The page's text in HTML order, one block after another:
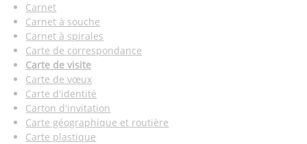
Carnet
Carnet à souche
Carnet à spirales
Carte de correspondance
Carte de visite
Carte de vœux
Carte d'identité
Carton d'invitation
Carte géographique et routière
Carte plastique